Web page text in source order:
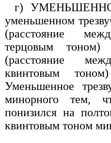
г)
уменьшенном
(расстояние
терцовым
(расстояние
квинтовым
Уменьшенное
минорного тем,
понизился на
квинтовым тоном